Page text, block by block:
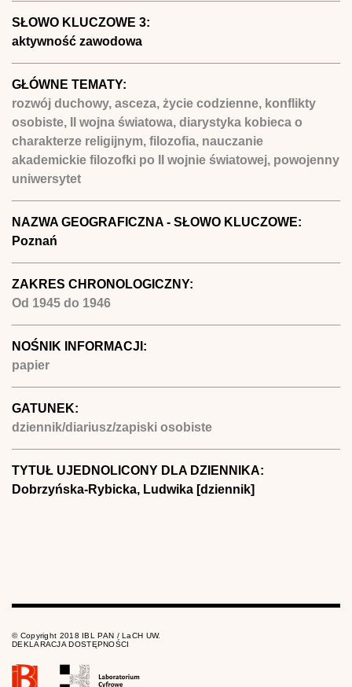
SŁOWO KLUCZOWE 3:
aktywność zawodowa
GŁÓWNE TEMATY:
rozwój duchowy, asceza, życie codzienne, konflikty
osobiste, II wojna światowa, diarystyka kobieca o
charakterze religijnym, filozofia, nauczanie
akademickie filozofki po II wojnie światowej, powojenny
uniwersytet
NAZWA GEOGRAFICZNA - SŁOWO KLUCZOWE:
Poznań
ZAKRES CHRONOLOGICZNY:
Od 1945 do 1946
NOŚNIK INFORMACJI:
papier
GATUNEK:
dziennik/diariusz/zapiski osobiste
TYTUŁ UJEDNOLICONY DLA DZIENNIKA:
Dobrzyńska-Rybicka, Ludwika [dziennik]
© Copyright 2018 IBL PAN / LaCH UW.
DEKLARACJA DOSTĘPNOŚCI